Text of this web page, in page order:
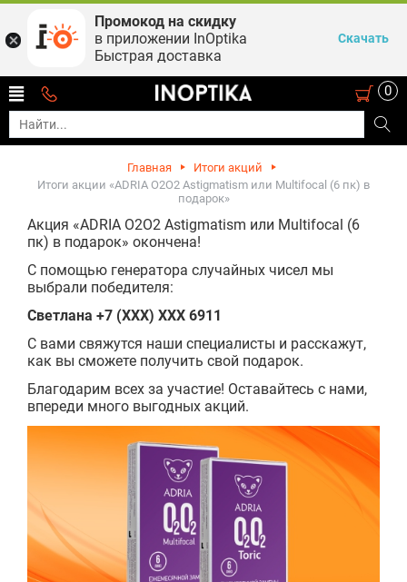
0
Главная
Итоги акций
Итоги акции «ADRIA O2O2 Astigmatism или Multifocal (6 пк) в
подарок»
Акция «ADRIA O2O2 Astigmatism или Multifocal (6
пк) в подарок» окончена!
С помощью генератора случайных чисел мы
выбрали победителя:
Светлана +7 (XXX) XXX 6911
С вами свяжутся наши специалисты и расскажут,
как вы сможете получить свой подарок.
Благодарим всех за участие! Оставайтесь с нами,
впереди много выгодных акций.
Промокод на скидку
в приложении InOptika
Быстрая доставка
Скачать